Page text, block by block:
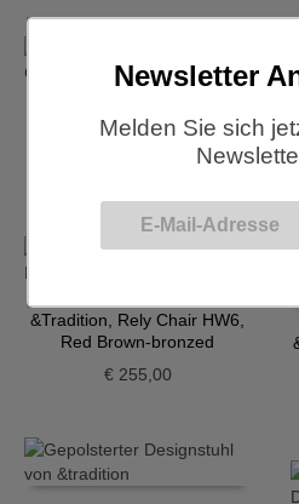
&Tradition, Rely Chair HW6,
Black-chrome
&Tradition, Rely Chair HW6,
Red Brown-bronzed
€255,00
Newsletter
Melden Sie sich